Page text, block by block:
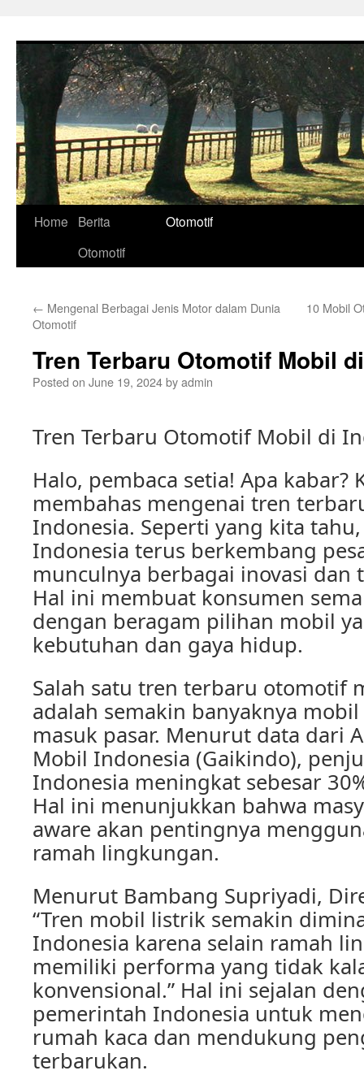
Home
Berita
Otomotif
Otomotif
← Mengenal Berbagai Jenis Motor dalam Dunia
Otomotif
10 Mobil
Tren Terbaru Otomotif Mobil
Posted on June 19, 2024byadmin
Tren Terbaru Otomotif Mobil di
Halo, pembaca setia! Apa kabar?
membahas mengenai tren
Indonesia. Seperti yang kita
Indonesia terus berkembang
munculnya berbagai inovasi
Hal ini membuat konsumen
dengan beragam pilihan mobil
kebutuhan dan gaya hidup.
Salah satu tren terbaru otomotif
adalah semakin banyaknya
masuk pasar. Menurut data dari
Mobil Indonesia (Gaikindo),
Indonesia meningkat sebesar
Hal ini menunjukkan bahwa
aware akan pentingnya
ramah lingkungan.
Menurut Bambang Supriyadi,
“Tren mobil listrik semakin
Indonesia karena selain ramah
memiliki performa yang tidak
konvensional.” Hal ini sejalan
pemerintah Indonesia untuk
rumah kaca dan mendukung
terbarukan.